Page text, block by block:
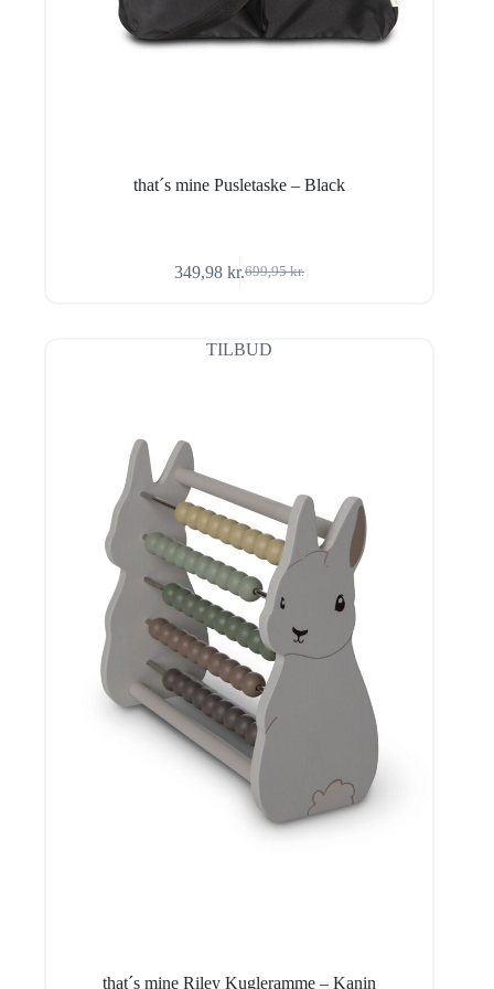
that´s mine Pusletaske – Black
699,95kr.
Den
var:
699,95 kr..
349,98kr.Den
er:
349,98 kr..
TILBUD
that´s mine Riley Kugleramme – Kanin